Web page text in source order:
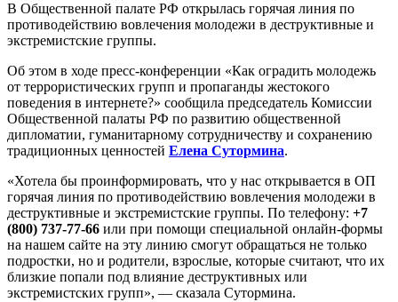
В Общественной палате РФ открылась горячая линия по
противодействию вовлечения молодежи в деструктивные и
экстремистские группы.
Об этом в ходе пресс-конференции «Как оградить молодежь
от террористических групп и пропаганды жестокого
поведения в интернете?» сообщила председатель Комиссии
Общественной палаты РФ по развитию общественной
дипломатии, гуманитарному сотрудничеству и сохранению
традиционных ценностей Елена Сутормина.
«Хотела бы проинформировать, что у нас открывается в ОП
горячая линия по противодействию вовлечения молодежи в
деструктивные и экстремистские группы. По телефону: +7
(800) 737-77-66 или при помощи специальной онлайн-формы
на нашем сайте на эту линию смогут обращаться не только
подростки, но и родители, взрослые, которые считают, что их
близкие попали под влияние деструктивных или
экстремистских групп», — сказала Сутормина.